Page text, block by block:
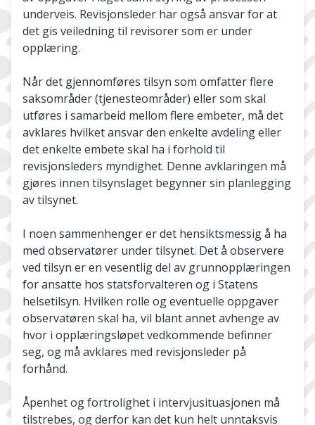
underveis. Revisjonsleder har også ansvar for at
det gis veiledning til revisorer som er under
opplæring.
Når det gjennomføres tilsyn som omfatter flere
saksområder (tjenesteområder) eller som skal
utføres i samarbeid mellom flere embeter, må det
avklares hvilket ansvar den enkelte avdeling eller
det enkelte embete skal ha i forhold til
revisjonsleders myndighet. Denne avklaringen må
gjøres innen tilsynslaget begynner sin planlegging
av tilsynet.
I noen sammenhenger er det hensiktsmessig å ha
med observatører under tilsynet. Det å observere
ved tilsyn er en vesentlig del av grunnopplæringen
for ansatte hos statsforvalteren og i Statens
helsetilsyn. Hvilken rolle og eventuelle oppgaver
observatøren skal ha, vil blant annet avhenge av
hvor i opplæringsløpet vedkommende befinner
seg, og må avklares med revisjonsleder på
forhånd.
Åpenhet og fortrolighet i intervjusituasjonen må
tilstrebes, og derfor kan det kun helt unntaksvis